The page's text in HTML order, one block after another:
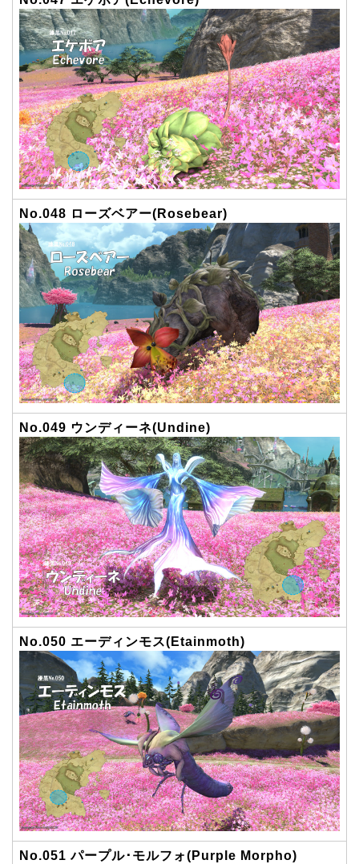
No.048 ローズベアー(Rosebear)
No.049 ウンディーネ(Undine)
No.050 エーディンモス(Etainmoth)
No.051 パープル･モルフォ(Purple Morpho)